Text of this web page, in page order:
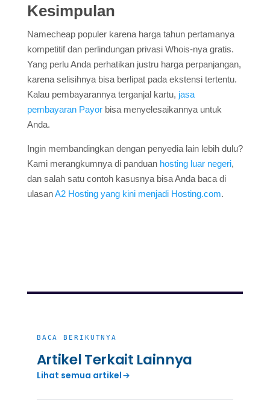
Kesimpulan
Namecheap populer karena harga tahun pertamanya
kompetitif dan perlindungan privasi Whois-nya gratis.
Yang perlu Anda perhatikan justru harga perpanjangan,
karena selisihnya bisa berlipat pada ekstensi tertentu.
Kalau pembayarannya terganjal kartu, jasa
pembayaran Payorbisa menyelesaikannya untuk
Anda.
Ingin membandingkan dengan penyedia lain lebih dulu?
Kami merangkumnya di panduan hosting luar negeri,
dan salah satu contoh kasusnya bisa Anda baca di
ulasanA2 Hosting yang kini menjadi Hosting.com.
BACA BERIKUTNYA
Artikel Terkait Lainnya
Lihat semua artikel